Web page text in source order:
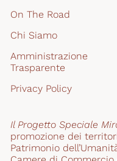
On The Road
Chi Siamo
Amministrazione
Trasparente
Privacy Policy
Il Progetto Speciale
promozione dei
Patrimonio